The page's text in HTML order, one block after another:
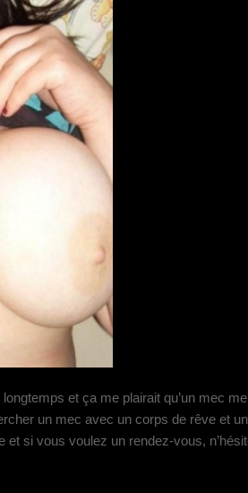
et ça me plairait qu’un mec me
un mec avec un corps de rêve et
et si vous voulez un rendez-vous,